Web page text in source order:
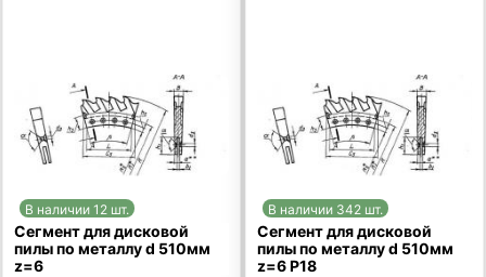
В наличии 12 шт.
Сегмент для дисковой
пилы по металлу d 510мм
z=6
В наличии 342 шт.
Сегмент для дисковой
пилы по металлу d 510мм
z=6 Р18